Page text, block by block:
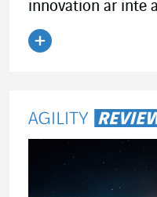
innovation är inte